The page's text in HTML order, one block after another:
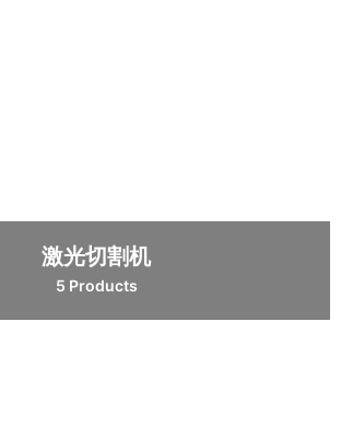
激光切割机
5 Products